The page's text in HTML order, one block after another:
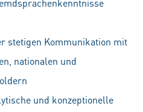
stetigen Kommunikation mit
nationalen und
und konzeptionelle